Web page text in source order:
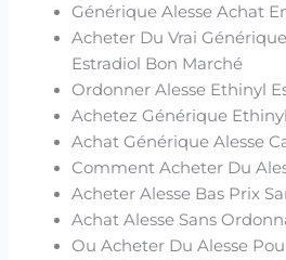
Générique Alesse Achat
Acheter Du Vrai
Estradiol Bon Marché
Ordonner Alesse Ethinyl
Achetez Générique
Achat Générique Alesse
Comment Acheter Du
Acheter Alesse Bas Prix
Achat Alesse Sans
Ou Acheter Du Alesse